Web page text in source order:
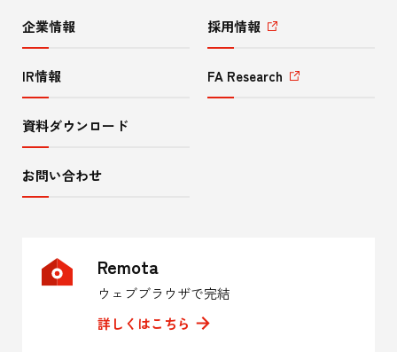
企業情報
IR情報
資料ダウンロード
お問い合わせ
採用情報
FA Research
Remota
ウェブブラウザで完結
詳しくはこちら